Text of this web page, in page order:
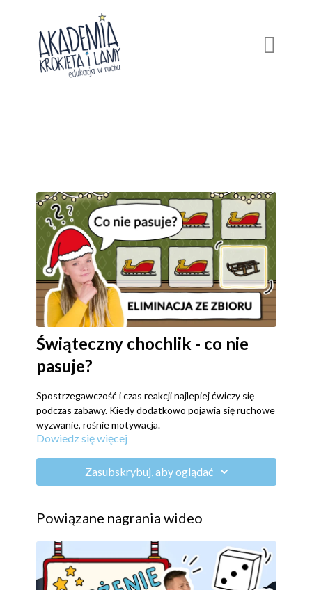
Świąteczny chochlik - co nie
pasuje?
Spostrzegawczość i czas reakcji najlepiej ćwiczy się
podczas zabawy. Kiedy dodatkowo pojawia się ruchowe
wyzwanie, rośnie motywacja.
Zadanie dzieci polega na znalezieniu elementu, który
Ruch
zestaw ćwiczeń ogólnorozwojowych.
Rozrywka
Dowiedz się więcej
Zasubskrybuj, aby oglądać
Powiązane nagrania wideo